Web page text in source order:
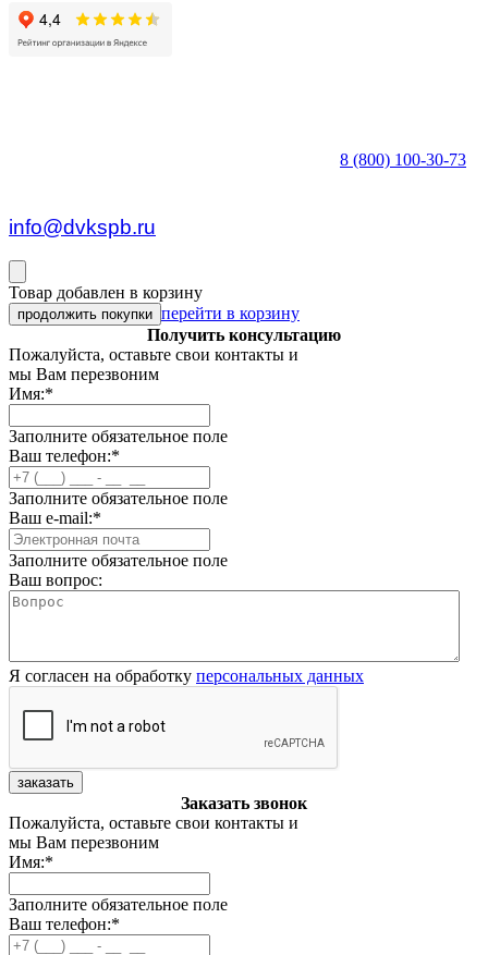
8 (800) 100-30-73
info@dvkspb.ru
Товар добавлен в корзину
продолжить покупки перейти в корзину
Получить консультацию
Пожалуйста, оставьте свои контакты и
мы Вам перезвоним
Имя:*
Заполните обязательное поле
Ваш телефон:*
Заполните обязательное поле
Ваш e-mail:*
Заполните обязательное поле
Ваш вопрос:
Я согласен на обработку персональных данных
заказать
Заказать звонок
Пожалуйста, оставьте свои контакты и
мы Вам перезвоним
Имя:*
Заполните обязательное поле
Ваш телефон:*